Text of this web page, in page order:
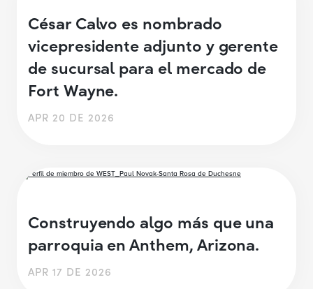
César Calvo es nombrado
vicepresidente adjunto y gerente
de sucursal para el mercado de
Fort Wayne.
APR 20 DE 2026
Construyendo algo más que una
parroquia en Anthem, Arizona.
APR 17 DE 2026